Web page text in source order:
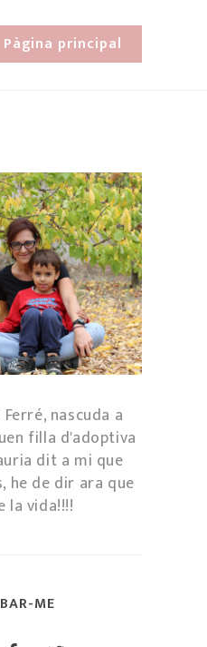
Pàgina principal
nascuda a
filla d'adoptiva
dit a mi que
he de dir ara que
la vida!!!!
ME